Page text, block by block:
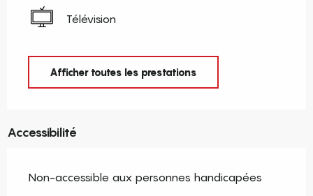
Télévision
Afficher toutes les prestations
Accessibilité
Non-accessible aux personnes handicapées